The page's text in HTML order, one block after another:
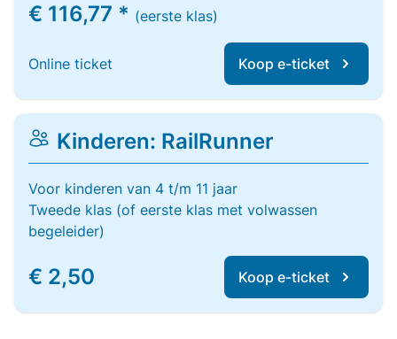
€ 116,77 * (eerste klas)
Online ticket Koop e-ticket
Kinderen: RailRunner
Voor kinderen van 4 t/m 11 jaar
Tweede klas (of eerste klas met volwassen
begeleider)
€ 2,50 Koop e-ticket